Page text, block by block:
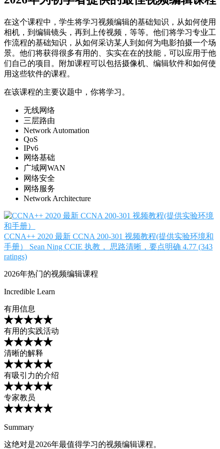
在这个课程中，学生将学习视频编辑的基础知识，从如何使用
相机，到编辑镜头，再到上传视频，等等。他们将学习专业工
作流程的基础知识，从如何采访某人到如何为电影拍摄一个场
景。他们将获得很多有用的、实实在在的技能，可以应用于他
们自己的项目。附加课程可以包括摄像机、编辑软件和如何使
用这些软件的课程。
在该课程的主要议题中，你将学习。
无线网络
三层路由
Network Automation
QoS
IPv6
网络基础
广域网WAN
网络安全
网络服务
Network Architecture
CCNA++ 2020 最新 CCNA 200-301 视频教程(提供实验环境和
手册）
Sean Ning CCIE 执教， 思路清晰，要点明确 4.77 (343
ratings)
2026年热门的视频编辑课程
Incredible Learn
有用信息
有用的实践活动
清晰的解释
有吸引力的介绍
专家教员
Summary
这绝对是2026年最值得学习的视频编辑课程。